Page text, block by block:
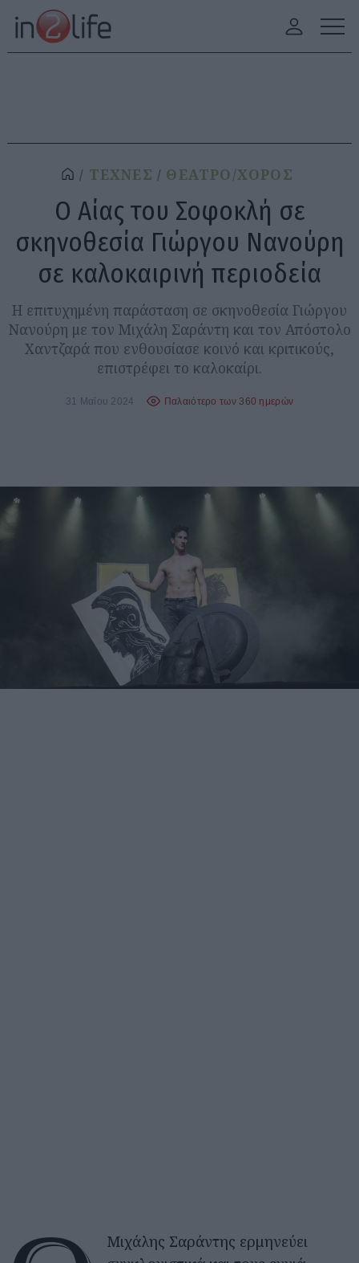
ΤΕΧΝΕΣ ΘΕΑΤΡΟ/ΧΟΡΟΣ
Ο Αίας του Σοφοκλή σε
σκηνοθεσία Γιώργου Νανούρη
σε καλοκαιρινή περιοδεία
Η επιτυχημένη παράσταση σε σκηνοθεσία Γιώργου
Νανούρη με τον Μιχάλη Σαράντη και τον Απόστολο
Χαντζαρά που ενθουσίασε κοινό και κριτικούς,
επιστρέφει το καλοκαίρι.
31 Μαΐου 2024 Παλαιότερο των 360 ημερών
Μιχάλης Σαράντης ερμηνεύει